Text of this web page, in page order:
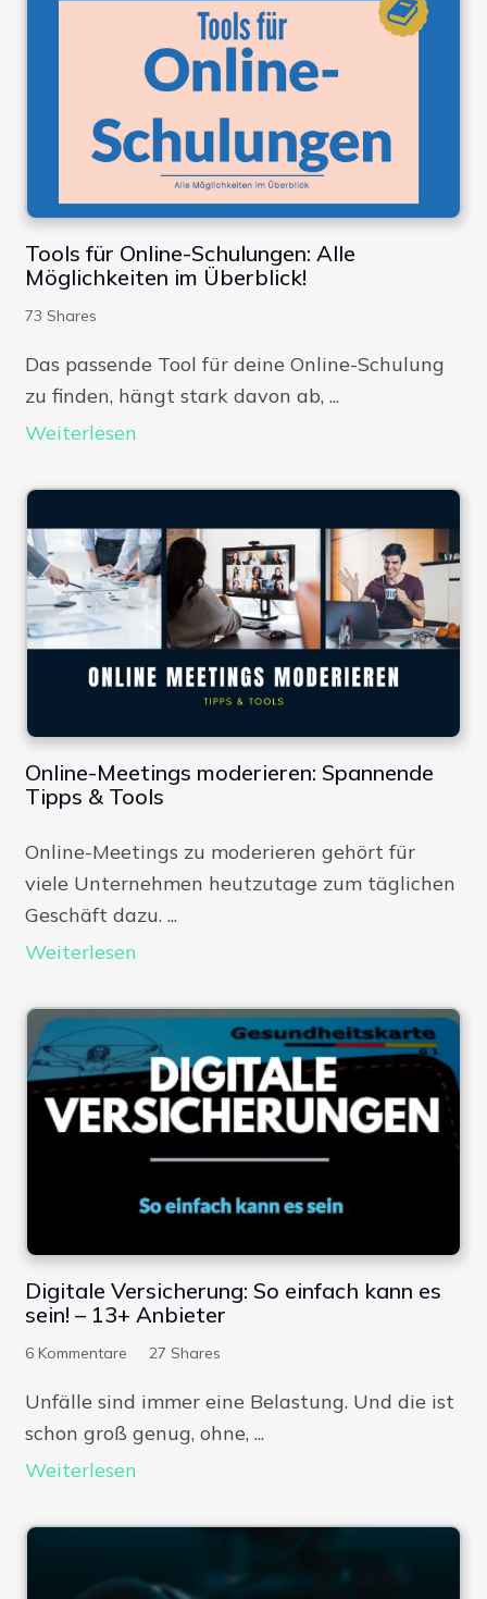
Tools für Online-Schulungen: Alle
Möglichkeiten im Überblick!
73 Shares
Das passende Tool für deine Online-Schulung
zu finden, hängt stark davon ab, ...
Weiterlesen
Online-Meetings moderieren: Spannende
Tipps & Tools
Online-Meetings zu moderieren gehört für
viele Unternehmen heutzutage zum täglichen
Geschäft dazu. ...
Weiterlesen
Digitale Versicherung: So einfach kann es
sein! – 13+ Anbieter
6 Kommentare 27 Shares
Unfälle sind immer eine Belastung. Und die ist
schon groß genug, ohne, ...
Weiterlesen